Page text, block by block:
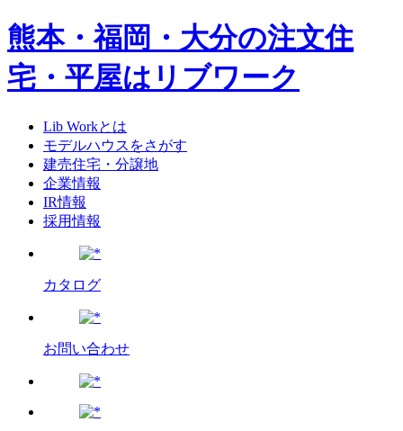
熊本・福岡・大分の注文住
宅・平屋はリブワーク
Lib Workとは
モデルハウスをさがす
建売住宅・分譲地
企業情報
IR情報
採用情報
カタログ
お問い合わせ